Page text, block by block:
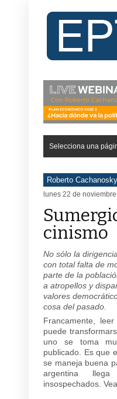
Selecciona una
Roberto Cachanosky
lunes 22 de
cinismo
No sólo la
con total falta de
parte de la
a atropellos y
valores
cosa del pasado.
Francamente,
puede
uno se toma
publicado. Es que
se maneja buena
argentina
insospechados.